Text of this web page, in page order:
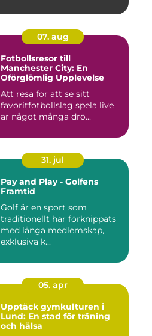
07. aug
Fotbollsresor till
Manchester City: En
Oförglömlig Upplevelse
Att resa för att se sitt
favoritfotbollslag spela live
är något många drö...
31. jul
Pay and Play - Golfens
Framtid
Golf är en sport som
traditionellt har förknippats
med långa medlemskap,
exklusiva k...
05. apr
Upptäck gymkulturen i
Lund: En stad för träning
och hälsa